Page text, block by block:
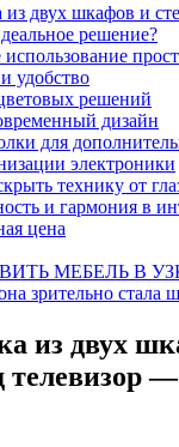
из двух шкафов и
решение?
удобство
решений
дизайн
для
электроники
технику от
и гармония в
цена
МЕБЕЛЬ В
зрительно стала
из двух
телевизор